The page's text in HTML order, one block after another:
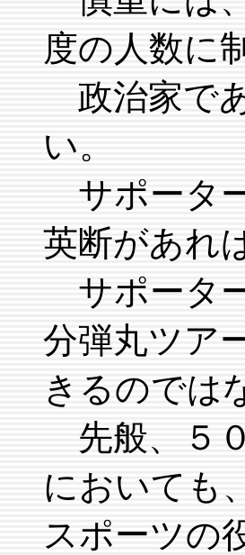
度の人数に
政治家で
い。
サポータ
英断があれ
サポータ
分弾丸ツア
きるのでは
先般、５
においても
スポーツの